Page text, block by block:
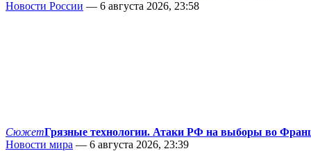
Новости России — 6 августа 2026, 23:58
СюжетГрязные технологии. Атаки РФ на выборы во
Новости мира — 6 августа 2026, 23:39